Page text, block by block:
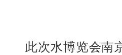
此次水博览会南